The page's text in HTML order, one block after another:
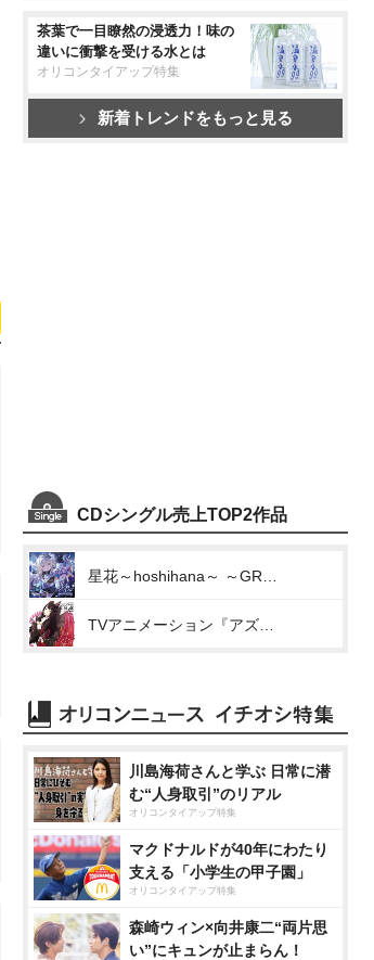
茶葉で一目瞭然の浸透力！味の
違いに衝撃を受ける水とは
オリコンタイアップ特集
新着トレンドをもっと見る
CDシングル売上TOP2作品
川島海荷さんと学ぶ 日常に潜
む“人身取引”のリアル
オリコンタイアップ特集
マクドナルドが40年にわたり
支える「小学生の甲子園」
オリコンタイアップ特集
森崎ウィン×向井康二“両片思
い”にキュンが止まらん！